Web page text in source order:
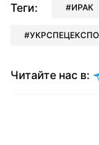
Теги: ИРАК
Читайте нас в: